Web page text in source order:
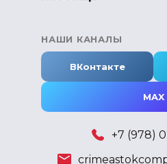
НАШИ КАНАЛЫ
ВКонтакте
MAX
+7 (978)